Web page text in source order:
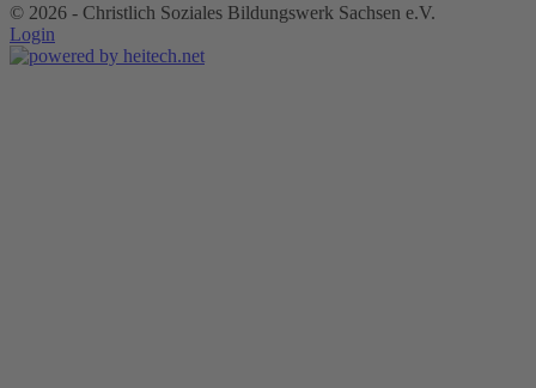
© 2026 - Christlich Soziales Bildungswerk Sachsen e.V.
Login